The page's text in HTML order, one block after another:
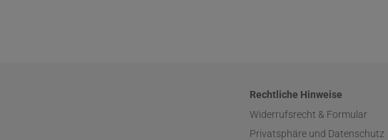
Rechtliche Hinweise
Widerrufsrecht & Formular
Privatsphäre und Datenschutz